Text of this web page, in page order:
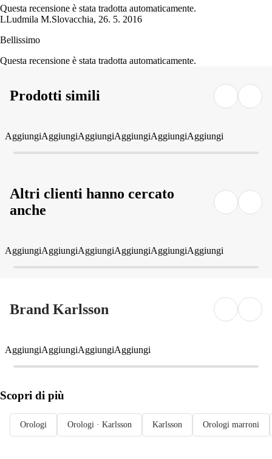
Questa recensione è stata tradotta automaticamente.
LLudmila M.Slovacchia, 26. 5. 2016
Bellissimo
Questa recensione è stata tradotta automaticamente.
Prodotti simili
AggiungiAggiungiAggiungiAggiungiAggiungiAggiungi
Altri clienti hanno cercato
anche
AggiungiAggiungiAggiungiAggiungiAggiungiAggiungi
Brand Karlsson
AggiungiAggiungiAggiungiAggiungi
Scopri di più
Orologi Orologi · Karlsson Karlsson Orologi marroni